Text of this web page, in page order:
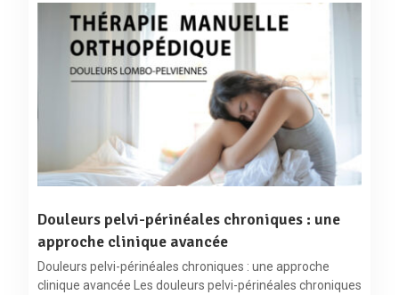
Douleurs pelvi-périnéales chroniques : une
approche clinique avancée
Douleurs pelvi-périnéales chroniques : une approche
clinique avancée Les douleurs pelvi-périnéales chroniques